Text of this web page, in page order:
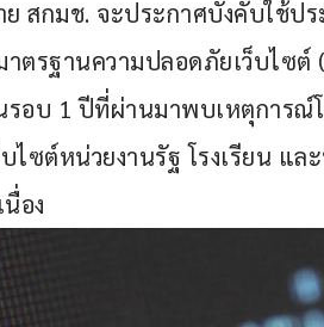
สกมช. จะประกาศบังคับใช้
าตรฐานความปลอดภัยเว็บไซต์
รอบ 1 ปีที่ผ่านมาพบเหตุการณ์โ
ไซต์หน่วยงานรัฐ โรงเรียน แ
อง